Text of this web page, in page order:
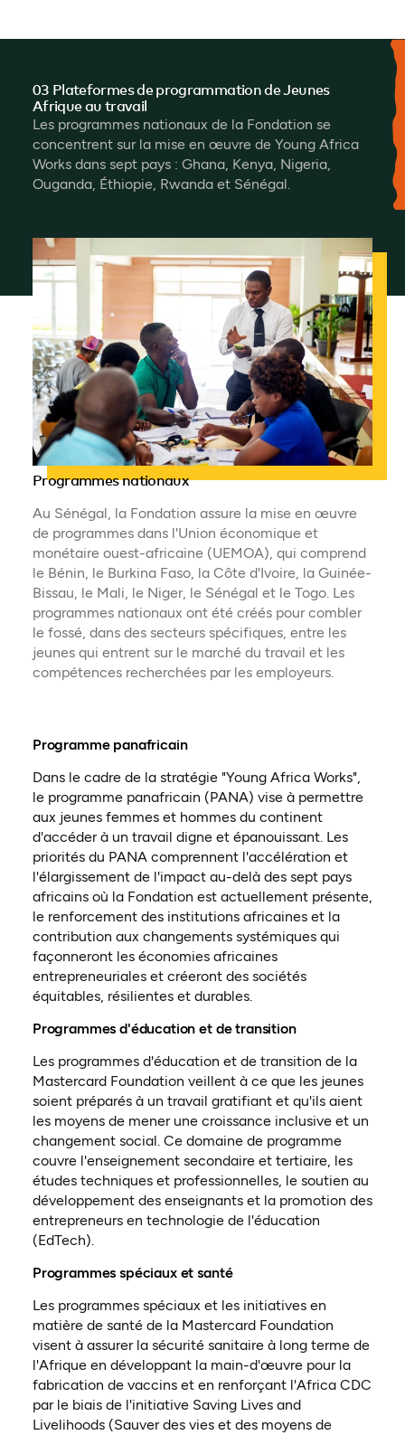
03 Plateformes de programmation de Jeunes
Afrique au travail
Les programmes nationaux de la Fondation se
concentrent sur la mise en œuvre de Young Africa
Works dans sept pays : Ghana, Kenya, Nigeria,
Ouganda, Éthiopie, Rwanda et Sénégal.
Programmes nationaux
Au Sénégal, la Fondation assure la mise en œuvre
de programmes dans l'Union économique et
monétaire ouest-africaine (UEMOA), qui comprend
le Bénin, le Burkina Faso, la Côte d'Ivoire, la Guinée-
Bissau, le Mali, le Niger, le Sénégal et le Togo. Les
programmes nationaux ont été créés pour combler
le fossé, dans des secteurs spécifiques, entre les
jeunes qui entrent sur le marché du travail et les
compétences recherchées par les employeurs.
Programme panafricain
Dans le cadre de la stratégie "Young Africa Works",
le programme panafricain (PANA) vise à permettre
aux jeunes femmes et hommes du continent
d'accéder à un travail digne et épanouissant. Les
priorités du PANA comprennent l'accélération et
l'élargissement de l'impact au-delà des sept pays
africains où la Fondation est actuellement présente,
le renforcement des institutions africaines et la
contribution aux changements systémiques qui
façonneront les économies africaines
entrepreneuriales et créeront des sociétés
équitables, résilientes et durables.
Programmes d'éducation et de transition
Les programmes d'éducation et de transition de la
Mastercard Foundation veillent à ce que les jeunes
soient préparés à un travail gratifiant et qu'ils aient
les moyens de mener une croissance inclusive et un
changement social. Ce domaine de programme
couvre l'enseignement secondaire et tertiaire, les
études techniques et professionnelles, le soutien au
développement des enseignants et la promotion des
entrepreneurs en technologie de l'éducation
(EdTech).
Programmes spéciaux et santé
Les programmes spéciaux et les initiatives en
matière de santé de la Mastercard Foundation
visent à assurer la sécurité sanitaire à long terme de
l'Afrique en développant la main-d'œuvre pour la
fabrication de vaccins et en renforçant l'Africa CDC
par le biais de l'initiative Saving Lives and
Livelihoods (Sauver des vies et des moyens de